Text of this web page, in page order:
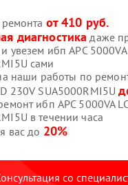
ремонта от 410 руб.
диагностика даже
увезем ибп APC
сами
наши работы по
230V SUA5000RMI5U
ибп APC 5000VA
в течении часа
вас до 20%
со